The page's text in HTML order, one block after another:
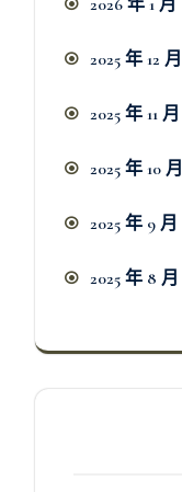
2025 年 12 月
2025 年 11 月
2025 年 10 月
2025 年 9 月
2025 年 8 月